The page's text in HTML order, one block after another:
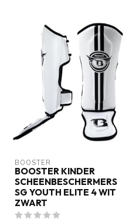
BOOSTER
BOOSTER KINDER
SCHEENBESCHERMERS
SG YOUTH ELITE 4 WIT
ZWART